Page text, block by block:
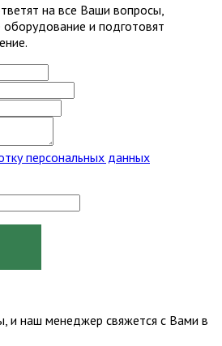
на все Ваши вопросы,
и подготовят
персональных данных
и наш менеджер свяжется с Вами в